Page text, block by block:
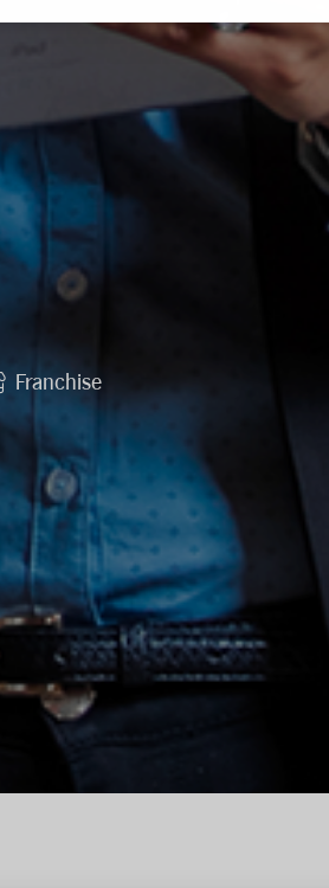
Franchise